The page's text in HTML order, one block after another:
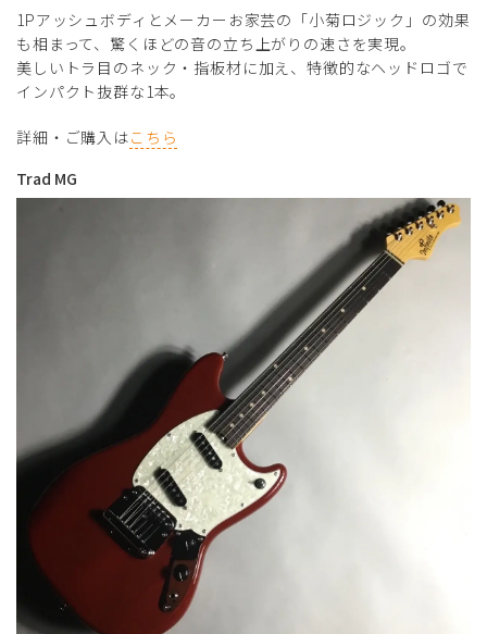
1Pアッシュボディとメーカーお家芸の「小菊ロジック」の効果
も相まって、驚くほどの音の立ち上がりの速さを実現。
美しいトラ目のネック・指板材に加え、特徴的なヘッドロゴで
インパクト抜群な1本。
詳細・ご購入はこちら
Trad MG